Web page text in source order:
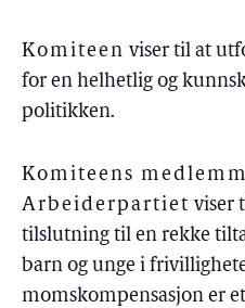
Komiteen viser til at
for en helhetlig og
politikken.
Komiteens
Arbeiderpartiet viser
tilslutning til en rekke
barn og unge i
momskompensasjon er